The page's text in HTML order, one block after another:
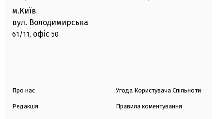
м.Київ,
вул. Володимирська
61/11, офіс 50
Про нас
Редакція
Угода Користувача Спільноти
Правила коментування